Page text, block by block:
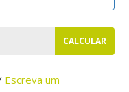
CALCULAR
Escreva um